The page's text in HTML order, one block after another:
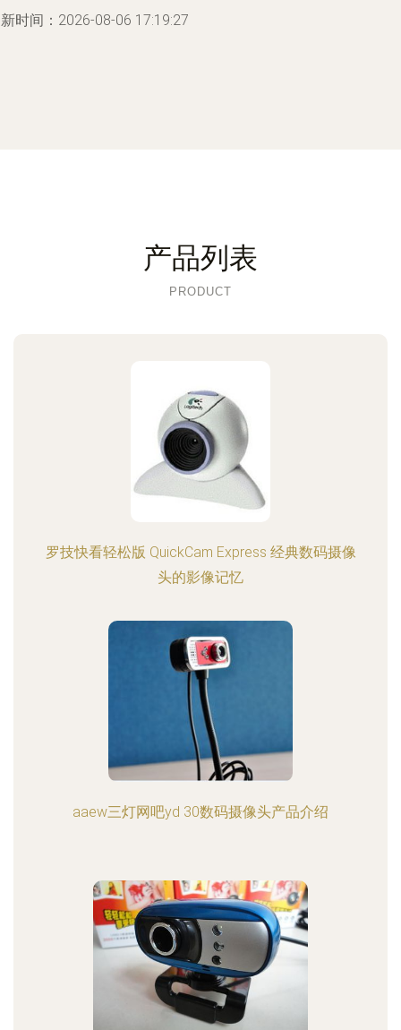
时间：2026-08-06 17:19:27
产品列表
PRODUCT
罗技快看轻松版 QuickCam Express 经典数码摄像
头的影像记忆
aaew三灯网吧yd 30数码摄像头产品介绍